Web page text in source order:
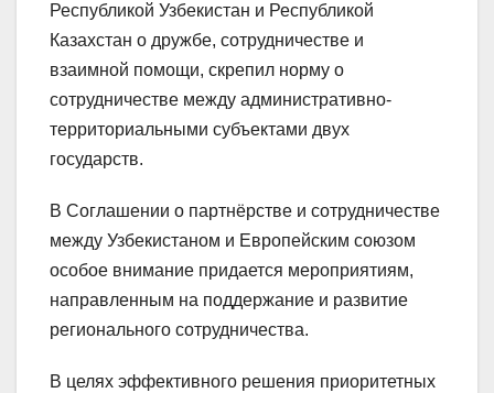
Республикой Узбекистан и Республикой
Казахстан о дружбе, сотрудничестве и
взаимной помощи, скрепил норму о
сотрудничестве между административно-
территориальными субъектами двух
государств.
В Соглашении о партнёрстве и сотрудничестве
между Узбекистаном и Европейским союзом
особое внимание придается мероприятиям,
направленным на поддержание и развитие
регионального сотрудничества.
В целях эффективного решения приоритетных